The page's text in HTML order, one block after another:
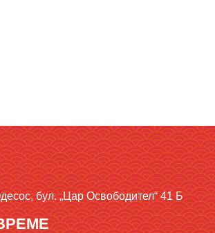
бул. „Цар Освободител“ 41 Б